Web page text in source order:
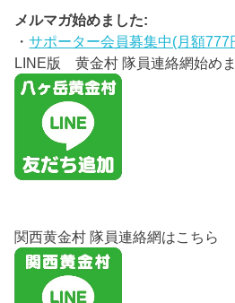
メルマガ始めました:
・サポーター会員募集中(月額777
LINE版 黄金村 隊員連絡網始めま
関西黄金村 隊員連絡網はこちら